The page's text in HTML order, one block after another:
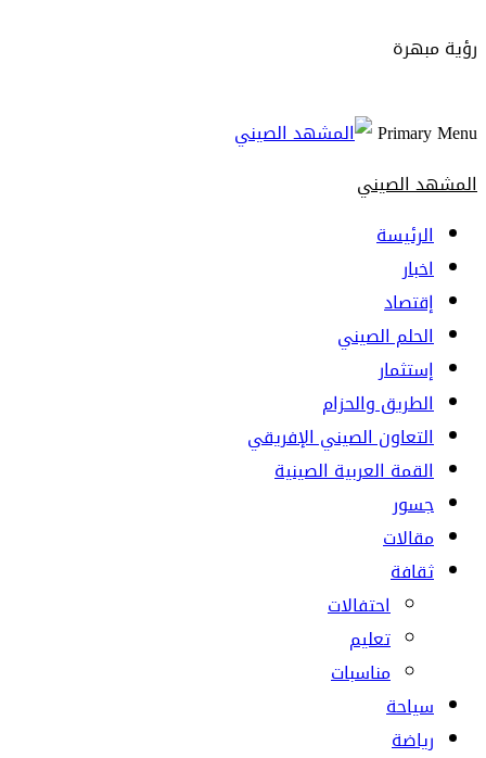
رؤية مبهرة
Primary Menu
المشهد الصيني
الرئيسة
اخبار
إقتصاد
الحلم الصيني
إستثمار
الطريق والحزام
التعاون الصيني الإفريقي
القمة العربية الصينية
جسور
مقالات
ثقافة
احتفالات
تعليم
مناسبات
سياحة
رياضة